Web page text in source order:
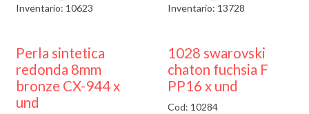
Inventario: 10623 Inventario: 13728
Perla sintetica
redonda 8mm
bronze CX-944 x
und
1028 swarovski
chaton fuchsia F
PP16 x und
Cod: 10284